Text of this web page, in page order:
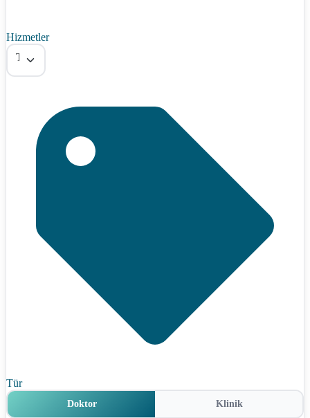
Hizmetler
Tümü
Tür
Doktor Klinik